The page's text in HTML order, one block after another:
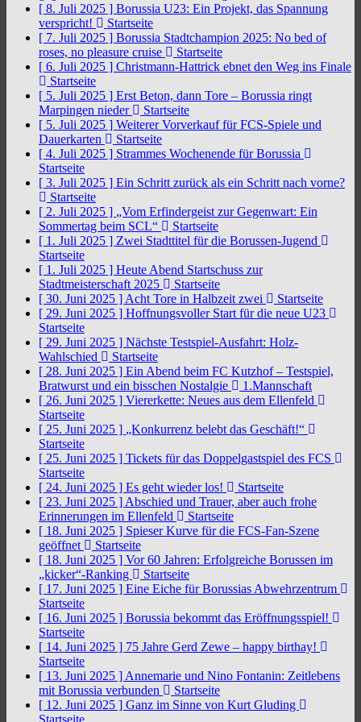
[ 8. Juli 2025 ] Borussia U23: Ein Projekt, das Spannung
verspricht!
Startseite
[ 7. Juli 2025 ] Borussia Stadtchampion 2025: No bed of
roses, no pleasure cruise
Startseite
[ 6. Juli 2025 ] Christmann-Hattrick ebnet den Weg ins Finale
Startseite
[ 5. Juli 2025 ] Erst Beton, dann Tore – Borussia ringt
Marpingen nieder
Startseite
[ 5. Juli 2025 ] Weiterer Vorverkauf für FCS-Spiele und
Dauerkarten
Startseite
[ 4. Juli 2025 ] Strammes Wochenende für Borussia
Startseite
[ 3. Juli 2025 ] Ein Schritt zurück als ein Schritt nach vorne?
Startseite
[ 2. Juli 2025 ] „Vom Erfindergeist zur Gegenwart: Ein
Sommertag beim SCL“
Startseite
[ 1. Juli 2025 ] Zwei Stadttitel für die Borussen-Jugend
Startseite
[ 1. Juli 2025 ] Heute Abend Startschuss zur
Stadtmeisterschaft 2025
Startseite
[ 30. Juni 2025 ] Acht Tore in Halbzeit zwei
Startseite
[ 29. Juni 2025 ] Hoffnungsvoller Start für die neue U23
Startseite
[ 29. Juni 2025 ] Nächste Testspiel-Ausfahrt: Holz-
Wahlschied
Startseite
[ 28. Juni 2025 ] Ein Abend beim FC Kutzhof – Testspiel,
Bratwurst und ein bisschen Nostalgie
1.Mannschaft
[ 26. Juni 2025 ] Viererkette: Neues aus dem Ellenfeld
Startseite
[ 25. Juni 2025 ] „Konkurrenz belebt das Geschäft!“
Startseite
[ 25. Juni 2025 ] Tickets für das Doppelgastspiel des FCS
Startseite
[ 24. Juni 2025 ] Es geht wieder los!
Startseite
[ 23. Juni 2025 ] Abschied und Trauer, aber auch frohe
Erinnerungen im Ellenfeld
Startseite
[ 18. Juni 2025 ] Spieser Kurve für die FCS-Fan-Szene
geöffnet
Startseite
[ 18. Juni 2025 ] Vor 60 Jahren: Erfolgreiche Borussen im
„kicker“-Ranking
Startseite
[ 17. Juni 2025 ] Eine Eiche für Borussias Abwehrzentrum
Startseite
[ 16. Juni 2025 ] Borussia bekommt das Eröffnungsspiel!
Startseite
[ 14. Juni 2025 ] 75 Jahre Gerd Zewe – happy birthay!
Startseite
[ 13. Juni 2025 ] Annemarie und Nino Fontanin: Zeitlebens
mit Borussia verbunden
Startseite
[ 12. Juni 2025 ] Ganz im Sinne von Kurt Gluding
Startseite